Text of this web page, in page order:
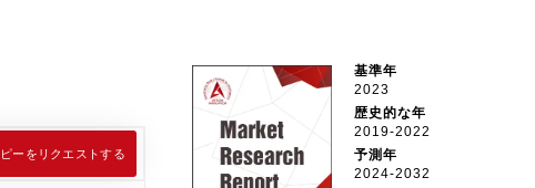
ーをリクエストする
基準年
2023
歴史的な年
2019-2022
予測年
2024-2032